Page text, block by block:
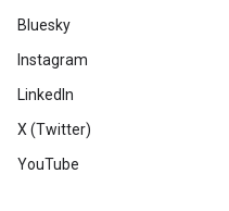
Bluesky
Instagram
LinkedIn
X (Twitter)
YouTube